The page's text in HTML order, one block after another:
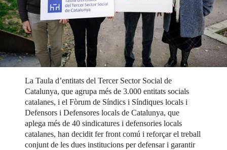
La Taula d’entitats del Tercer Sector Social de
Catalunya, que agrupa més de 3.000 entitats socials
catalanes, i el Fòrum de Síndics i Síndiques locals i
Defensors i Defensores locals de Catalunya, que
aplega més de 40 sindicatures i defensories locals
catalanes, han decidit fer front comú i reforçar el treball
conjunt de les dues institucions per defensar i garantir